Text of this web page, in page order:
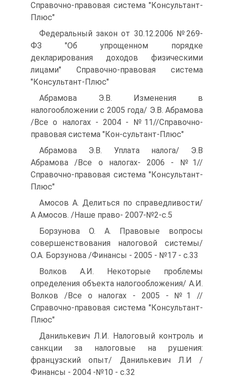
Справочно-правовая система "Консультант-
Плюс"
Федеральный закон от 30.12.2006 №269-
ФЗ "Об упрощенном порядке
декларирования доходов физическими
лицами" Справочно-правовая система
"Консультант-Плюс"
Абрамова Э.В. Изменения в
налогообложении с 2005 года/ Э.В. Абрамова
/Все о налогах - 2004 - №11//Справочно-
правовая система "Кон-сультант-Плюс"
Абрамова Э.В. Уплата налога/ Э.В
Абрамова /Все о налогах- 2006 - №1//
Справочно-правовая система "Консультант-
Плюс"
Амосов А. Делиться по справедливости/
А Амосов. /Наше право- 2007-№2-с.5
Борзунова О. А. Правовые вопросы
совершенствования налоговой системы/
О.А. Борзунова /Финансы - 2005 - №17 - с.33
Волков А.И. Некоторые проблемы
определения объекта налогообложения/ А.И.
Волков /Все о налогах - 2005 - №1 //
Справочно-правовая система "Консультант-
Плюс"
Данилькевич Л.И. Налоговый контроль и
санкции за налоговые на рушения:
французский опыт/ Данилькевич Л.И /
Финансы - 2004 -№10 - с.32